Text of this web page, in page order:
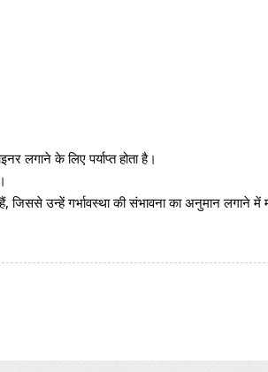
लगाने के लिए पर्याप्त होता है।
जिससे उन्हें गर्भावस्था की संभावना का अनुमान लगाने में